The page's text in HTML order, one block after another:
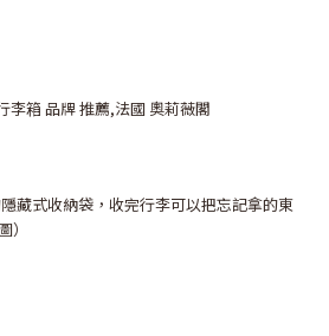
藏式收納袋，收完行李可以把忘記拿的東